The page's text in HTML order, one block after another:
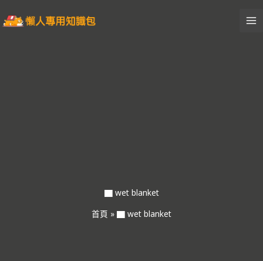
至
▇ wet blanket
首頁 » ▇ wet blanket